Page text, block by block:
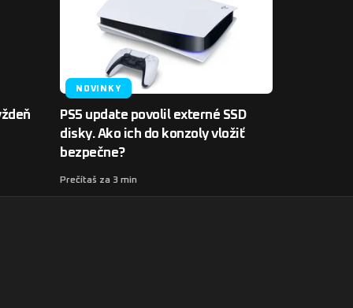
NOVINKY
PS5 update povolil externé SSD
disky. Ako ich do konzoly vložiť
bezpečne?
Prečítaš za 3 min